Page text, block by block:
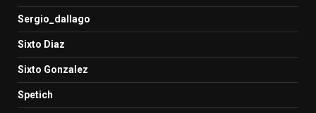
Sergio_dallago
Sixto Diaz
Sixto Gonzalez
Spetich